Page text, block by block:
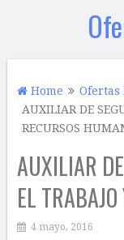
Home
Ofertas
AUXILIAR DE
RECURSOS
AUXILIAR
EL
4 mayo, 2016